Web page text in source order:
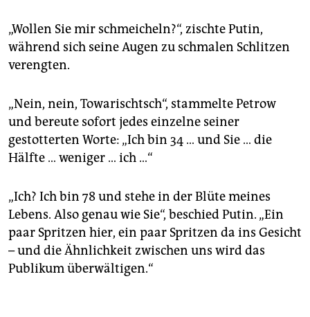
„Wollen Sie mir schmeicheln?“, zischte Putin,
während sich seine Augen zu schmalen Schlitzen
verengten.
„Nein, nein, Towarischtsch“, stammelte Petrow
und bereute sofort jedes einzelne seiner
gestotterten Worte: „Ich bin 34 … und Sie … die
Hälfte … weniger … ich …“
„Ich? Ich bin 78 und stehe in der Blüte meines
Lebens. Also genau wie Sie“, beschied Putin. „Ein
paar Spritzen hier, ein paar Spritzen da ins Gesicht
– und die Ähnlichkeit zwischen uns wird das
Publikum überwältigen.“